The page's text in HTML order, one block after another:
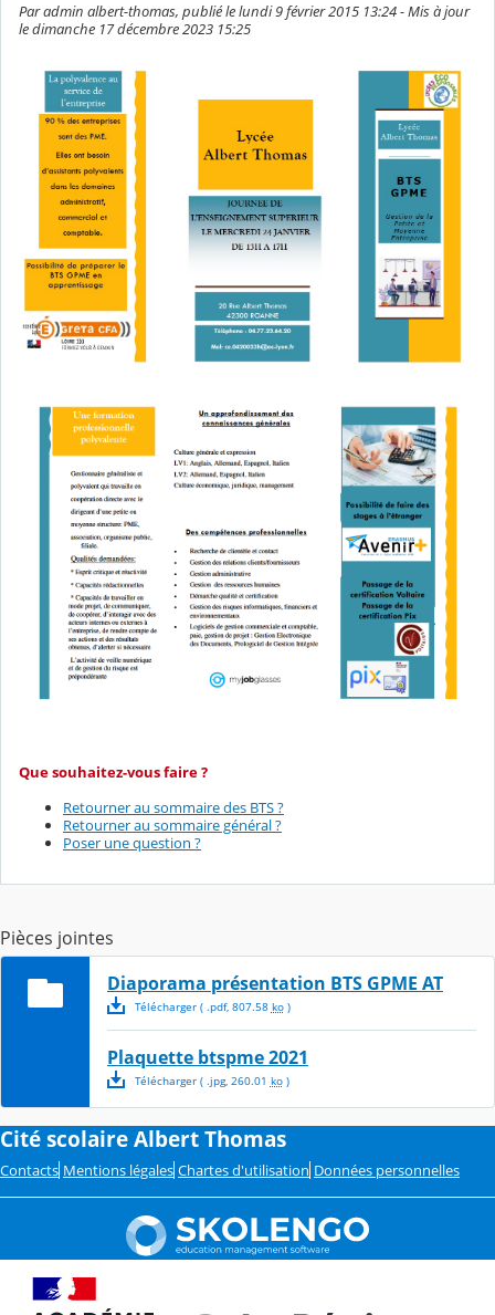
Par admin albert-thomas, publié le lundi 9 février 2015 13:24 - Mis à jour
le dimanche 17 décembre 2023 15:25
Que souhaitez-vous faire ?
Retourner au sommaire des BTS ?
Retourner au sommaire général ?
Poser une question ?
Pièces jointes
Diaporama présentation BTS GPME AT
Télécharger( .pdf, 807.58 ko)
Plaquette btspme 2021
Télécharger( .jpg, 260.01 ko)
Cité scolaire Albert Thomas
Contacts Mentions légales Chartes d'utilisation Données personnelles